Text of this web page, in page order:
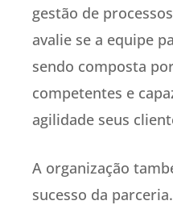
gestão de
avalie se a equipe
sendo composta
competentes e
agilidade seus
A organização
sucesso da